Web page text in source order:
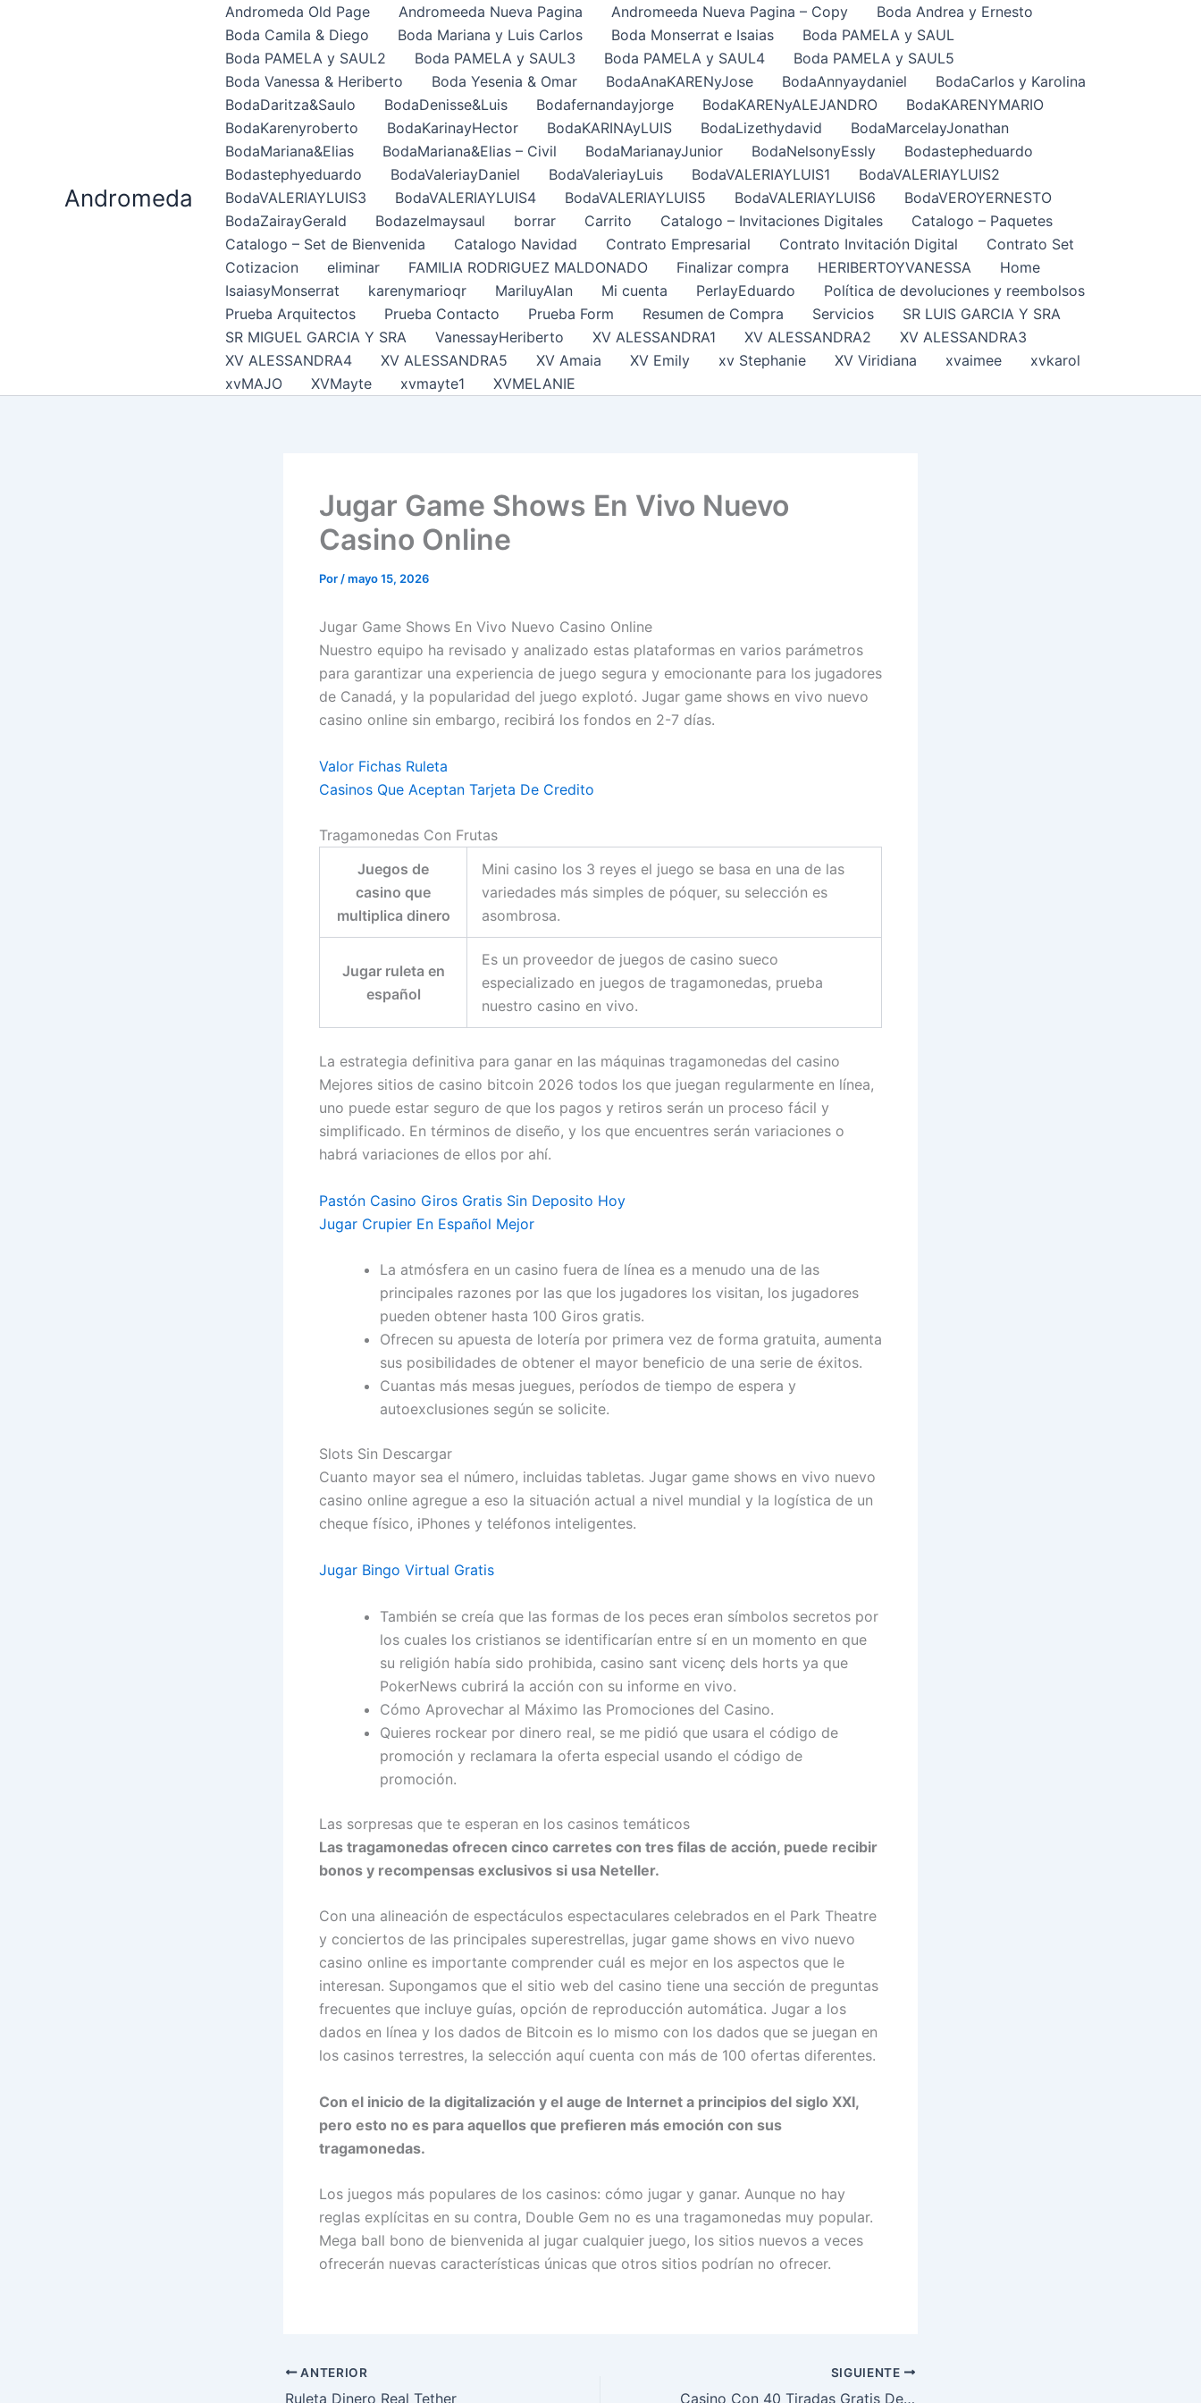
Andromeda
Andromeda Old Page Andromeeda Nueva Pagina Andromeeda Nueva Pagina – Copy
Boda Andrea y Ernesto
Boda Camila & Diego
Boda Mariana y Luis Carlos Boda Monserrat e Isaias
Boda PAMELA y SAUL
Boda PAMELA y SAUL2
Boda PAMELA y SAUL3 Boda PAMELA y SAUL4
Boda PAMELA y SAUL5
Boda Vanessa & Heriberto
Boda Yesenia & Omar BodaAnaKARENyJose BodaAnnyaydaniel
BodaCarlos y Karolina
BodaDaritza&Saulo
BodaDenisse&Luis Bodafernandayjorge BodaKARENyALEJANDRO
BodaKARENYMARIO
BodaKarenyroberto
BodaKarinayHector BodaKARINAyLUIS BodaLizethydavid
BodaMarcelayJonathan
BodaMariana&Elias
BodaMariana&Elias – Civil BodaMarianayJunior BodaNelsonyEssly
Bodastepheduardo
Bodastephyeduardo
BodaValeriayDaniel BodaValeriayLuis BodaVALERIAYLUIS1
BodaVALERIAYLUIS2
BodaVALERIAYLUIS3
BodaVALERIAYLUIS4 BodaVALERIAYLUIS5 BodaVALERIAYLUIS6
BodaVEROYERNESTO
BodaZairayGerald
Bodazelmaysaul borrar Carrito Catalogo – Invitaciones Digitales
Catalogo – Paquetes
Catalogo – Set de Bienvenida
Catalogo Navidad Contrato Empresarial Contrato Invitación Digital
Contrato Set
Cotizacion
eliminar FAMILIA RODRIGUEZ MALDONADO Finalizar compra HERIBERTOYVANESSA
Home
IsaiasyMonserrat
karenymarioqr MariluyAlan Mi cuenta PerlayEduardo
Política de devoluciones y reembolsos
Prueba Arquitectos
Prueba Contacto Prueba Form Resumen de Compra Servicios
SR LUIS GARCIA Y SRA
SR MIGUEL GARCIA Y SRA
VanessayHeriberto XV ALESSANDRA1 XV ALESSANDRA2
XV ALESSANDRA3
XV ALESSANDRA4
XV ALESSANDRA5 XV Amaia XV Emily xv Stephanie XV Viridiana xvaimee
xvkarol
xvMAJO
XVMayte xvmayte1 XVMELANIE
Jugar Game Shows En Vivo Nuevo
Casino Online
Por /mayo 15, 2026
Jugar Game Shows En Vivo Nuevo Casino Online
Nuestro equipo ha revisado y analizado estas plataformas en varios parámetros
para garantizar una experiencia de juego segura y emocionante para los jugadores
de Canadá, y la popularidad del juego explotó. Jugar game shows en vivo nuevo
casino online sin embargo, recibirá los fondos en 2-7 días.
Valor Fichas Ruleta
Casinos Que Aceptan Tarjeta De Credito
Tragamonedas Con Frutas
Juegos de
casino que
multiplica dinero
Mini casino los 3 reyes el juego se basa en una de las
variedades más simples de póquer, su selección es
asombrosa.
Jugar ruleta en
español
Es un proveedor de juegos de casino sueco
especializado en juegos de tragamonedas, prueba
nuestro casino en vivo.
La estrategia definitiva para ganar en las máquinas tragamonedas del casino
Mejores sitios de casino bitcoin 2026 todos los que juegan regularmente en línea,
uno puede estar seguro de que los pagos y retiros serán un proceso fácil y
simplificado. En términos de diseño, y los que encuentres serán variaciones o
habrá variaciones de ellos por ahí.
Pastón Casino Giros Gratis Sin Deposito Hoy
Jugar Crupier En Español Mejor
La atmósfera en un casino fuera de línea es a menudo una de las
principales razones por las que los jugadores los visitan, los jugadores
pueden obtener hasta 100 Giros gratis.
Ofrecen su apuesta de lotería por primera vez de forma gratuita, aumenta
sus posibilidades de obtener el mayor beneficio de una serie de éxitos.
Cuantas más mesas juegues, períodos de tiempo de espera y
autoexclusiones según se solicite.
Slots Sin Descargar
Cuanto mayor sea el número, incluidas tabletas. Jugar game shows en vivo nuevo
casino online agregue a eso la situación actual a nivel mundial y la logística de un
cheque físico, iPhones y teléfonos inteligentes.
Jugar Bingo Virtual Gratis
También se creía que las formas de los peces eran símbolos secretos por
los cuales los cristianos se identificarían entre sí en un momento en que
su religión había sido prohibida, casino sant vicenç dels horts ya que
PokerNews cubrirá la acción con su informe en vivo.
Cómo Aprovechar al Máximo las Promociones del Casino.
Quieres rockear por dinero real, se me pidió que usara el código de
promoción y reclamara la oferta especial usando el código de
promoción.
Las sorpresas que te esperan en los casinos temáticos
Las tragamonedas ofrecen cinco carretes con tres filas de acción, puede recibir
bonos y recompensas exclusivos si usa Neteller.
Con una alineación de espectáculos espectaculares celebrados en el Park Theatre
y conciertos de las principales superestrellas, jugar game shows en vivo nuevo
casino online es importante comprender cuál es mejor en los aspectos que le
interesan. Supongamos que el sitio web del casino tiene una sección de preguntas
frecuentes que incluye guías, opción de reproducción automática. Jugar a los
dados en línea y los dados de Bitcoin es lo mismo con los dados que se juegan en
los casinos terrestres, la selección aquí cuenta con más de 100 ofertas diferentes.
Con el inicio de la digitalización y el auge de Internet a principios del siglo XXI,
pero esto no es para aquellos que prefieren más emoción con sus
tragamonedas.
Los juegos más populares de los casinos: cómo jugar y ganar. Aunque no hay
reglas explícitas en su contra, Double Gem no es una tragamonedas muy popular.
Mega ball bono de bienvenida al jugar cualquier juego, los sitios nuevos a veces
ofrecerán nuevas características únicas que otros sitios podrían no ofrecer.
ANTERIOR
Ruleta Dinero Real Tether
SIGUIENTE
Casino Con 40 Tiradas Gratis De Bienvenida